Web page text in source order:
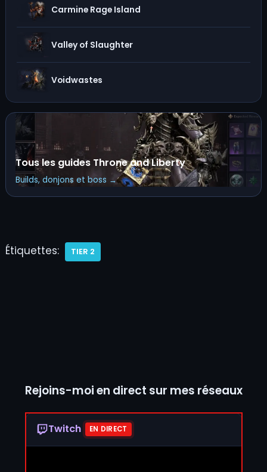
Carmine Rage Island
Valley of Slaughter
Voidwastes
Tous les guides Throne and Liberty
Builds, donjons et boss →
Étiquettes: TIER 2
Rejoins-moi en direct sur mes réseaux
Twitch EN DIRECT